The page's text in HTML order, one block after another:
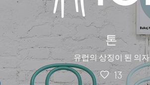
톤
유럽의 상징이 된 의자
13